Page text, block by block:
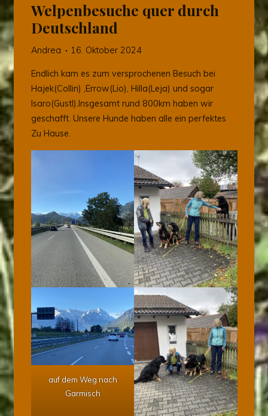
Welpenbesuche quer durch
Deutschland
Andrea 16. Oktober 2024
Endlich kam es zum versprochenen Besuch bei
Hajek(Collin) ,Errow(Lio), Hilla(Leja) und sogar
Isaro(Gustl).Insgesamt rund 800km haben wir
geschafft. Unsere Hunde haben alle ein perfektes
Zu Hause.
auf dem Weg nach
Garmisch